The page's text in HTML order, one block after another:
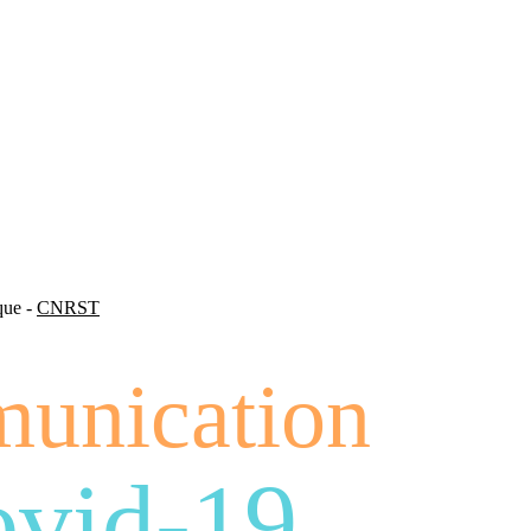
- CNRST